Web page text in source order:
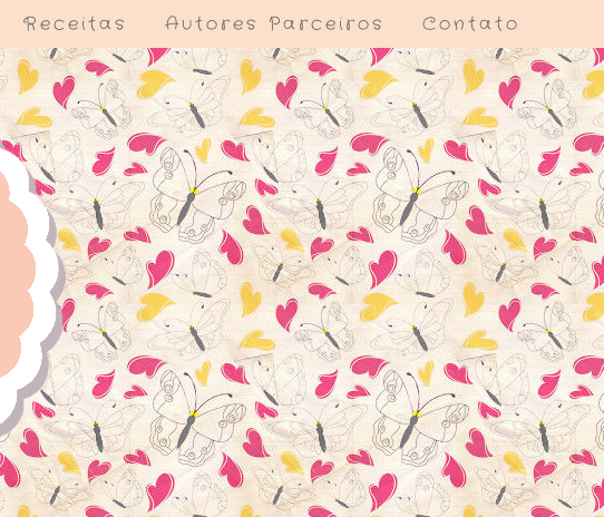
Receitas Autores Parceiros Contato